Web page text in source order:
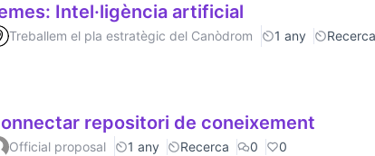
Intel·ligència artificial
Treballem el pla estratègic del Canòdrom 1 any Recerca
repositori de coneixement
Official proposal 1 any Recerca 0 0